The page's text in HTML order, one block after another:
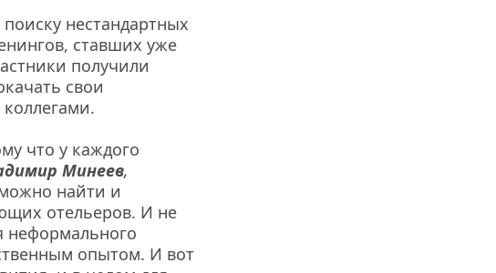
нестандартных
ставших уже
получили
свои
что у каждого
Минеев,
найти и
отельеров. И не
неформального
опытом. И вот